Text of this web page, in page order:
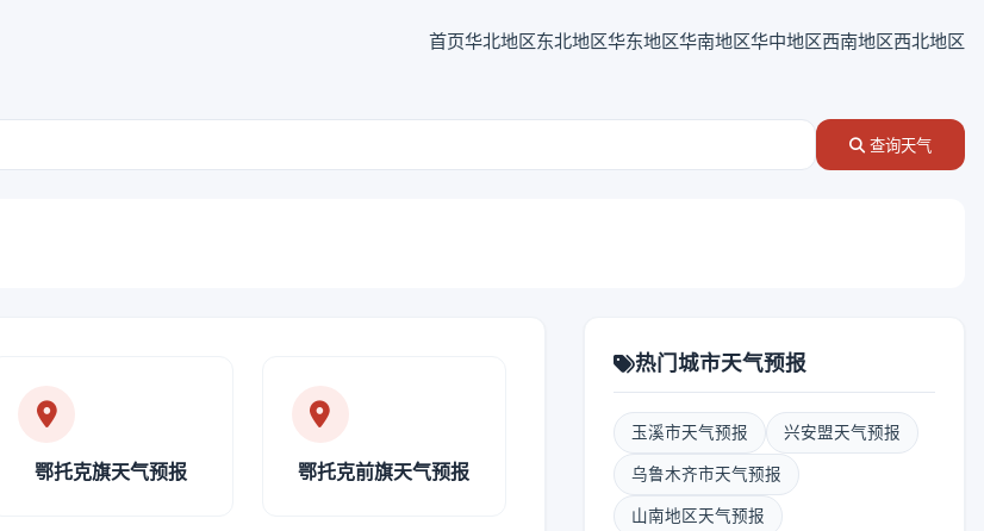
首页华北地区东北地区华东地区华南地区华中地区西南地区西北地区
查询天气
鄂托克旗天气预报 鄂托克前旗天气预报
热门城市天气预报
玉溪市天气预报 兴安盟天气预报
乌鲁木齐市天气预报
山南地区天气预报